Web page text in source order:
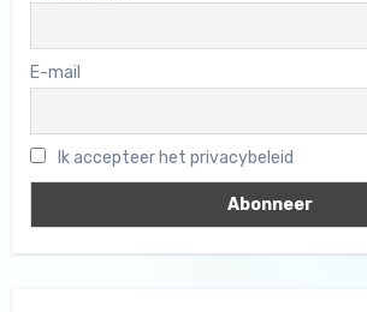
E-mail
Ik accepteer het privacybeleid